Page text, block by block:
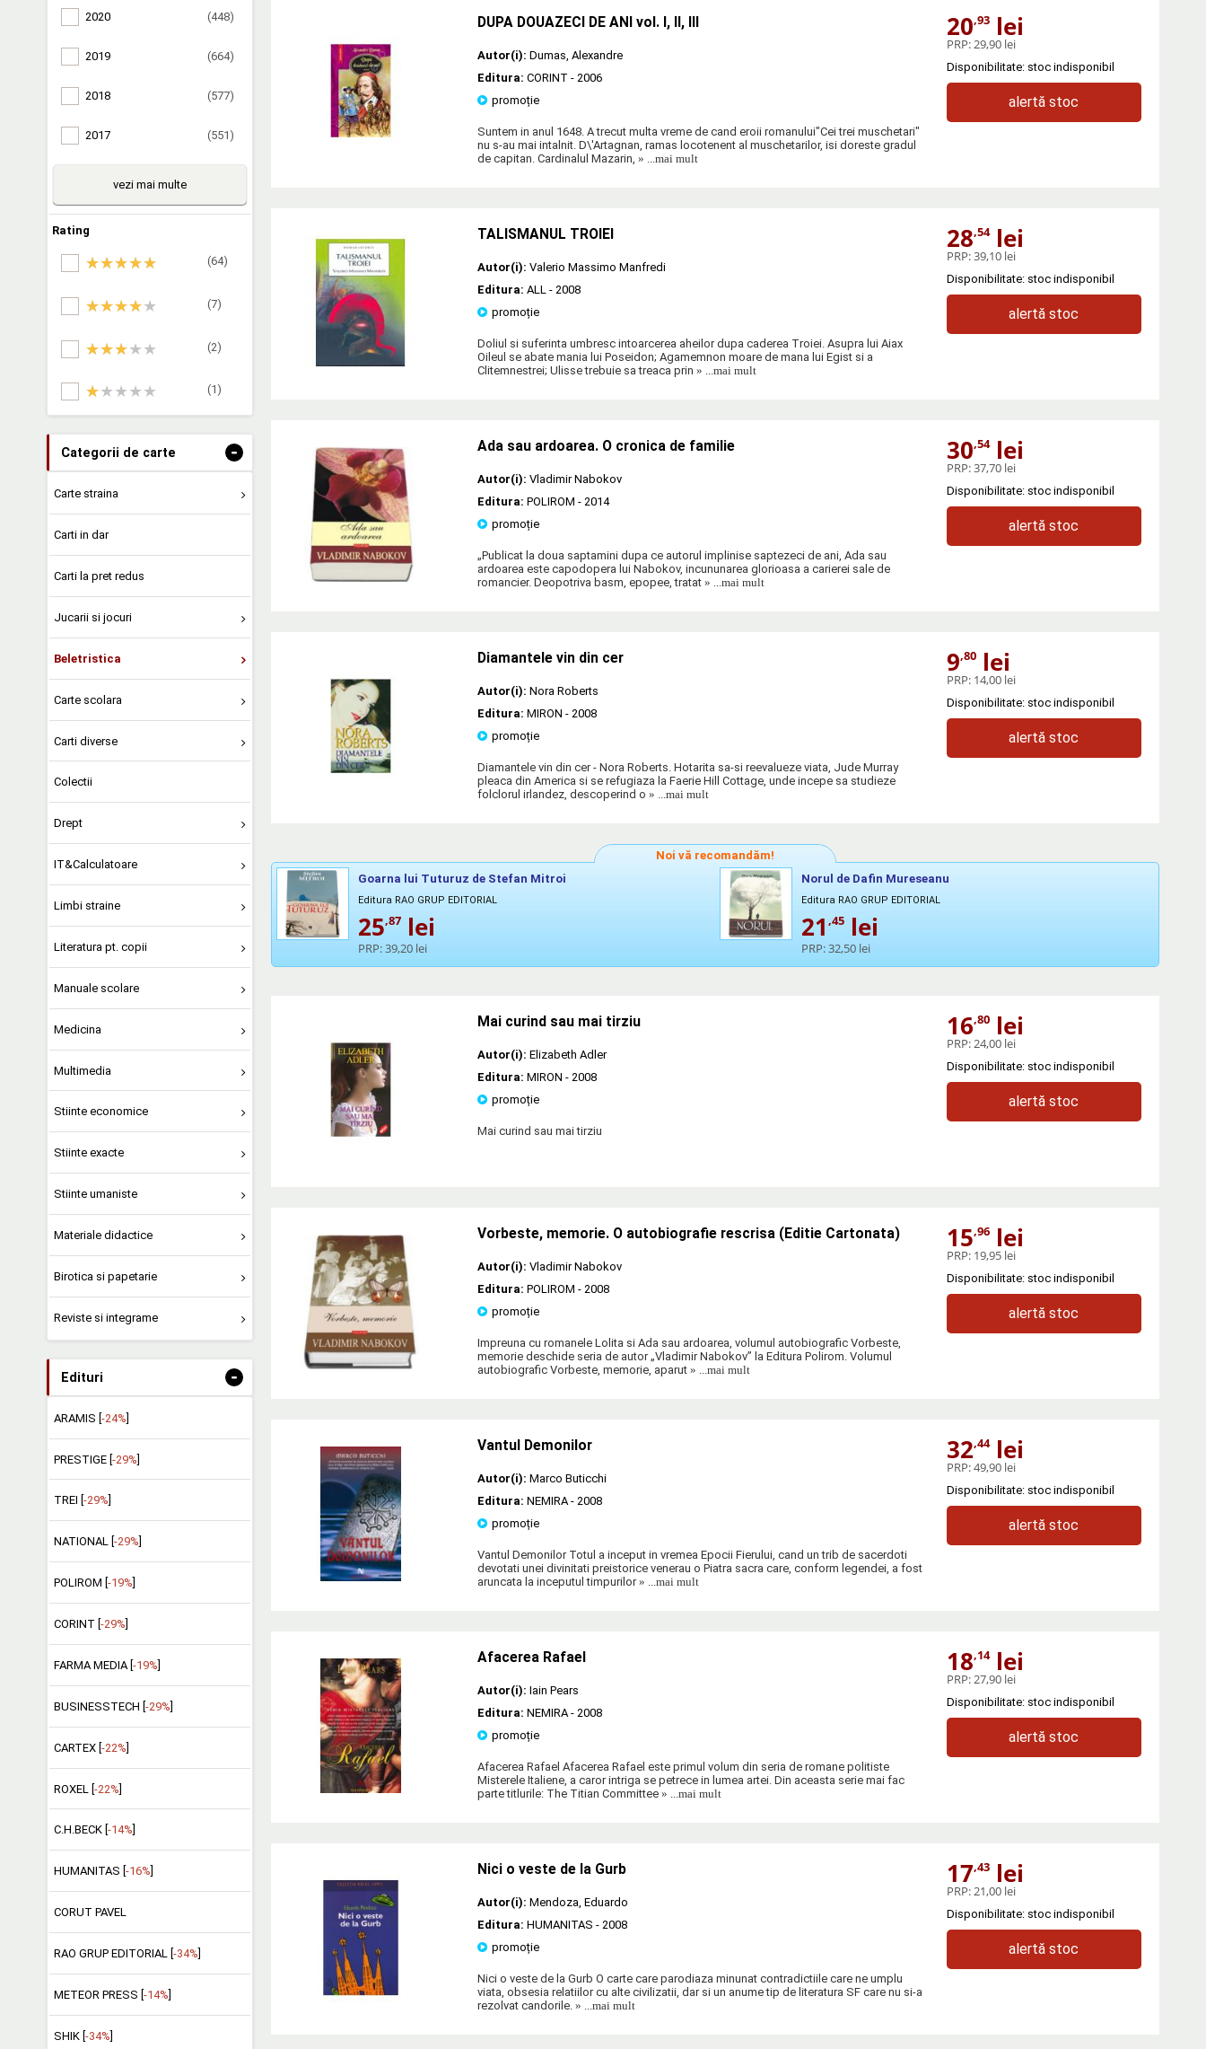
2020 (448)
2019 (664)
2018 (577)
2017 (551)
vezi mai multe
Rating
(64)
(7)
(2)
(1)
Categorii de carte -
Carte straina
Carti in dar
Carti la pret redus
Jucarii si jocuri
Beletristica
Carte scolara
Carti diverse
Colectii
Drept
IT&Calculatoare
Limbi straine
Literatura pt. copii
Manuale scolare
Medicina
Multimedia
Stiinte economice
Stiinte exacte
Stiinte umaniste
Materiale didactice
Birotica si papetarie
Reviste si integrame
Edituri -
ARAMIS [-24%]
PRESTIGE [-29%]
TREI [ -29%
NATIONAL [ -29%
POLIROM [ -19%
CORINT [ -29%
FARMA MEDIA [ -19%
BUSINESSTECH [ -29%
CARTEX [-22%]
ROXEL [-22%]
C.H.BECK [ -14%
HUMANITAS [ -16%
CORUT PAVEL
RAO GRUP EDITORIAL [ -34%
METEOR PRESS [ -14%
SHIK [ -34%
DUPA DOUAZECI DE ANI vol. I, II, III
Autor(i): Dumas Alexandre
Editura: CORINT - 2006
promoție
Suntem in anul 1648. A trecut multa vreme de cand eroii romanului"Cei trei muschetari"
nu s-au mai intalnit. D\'Artagnan, ramas locotenent al muschetarilor, isi doreste gradul
de capitan. Cardinalul Mazarin, » ...mai mult
20,93lei
PRP: 29,90 lei
Disponibilitate: stoc indisponibil
alertă stoc
TALISMANUL TROIEI
Autor(i): Valerio Massimo Manfredi
Editura: ALL - 2008
promoție
Doliul si suferinta umbresc intoarcerea aheilor dupa caderea Troiei. Asupra lui Aiax
Oileul se abate mania lui Poseidon; Agamemnon moare de mana lui Egist si a
Clitemnestrei; Ulisse trebuie sa treaca prin » ...mai mult
28,54lei
PRP:39,10 lei
Disponibilitate: stoc indisponibil
alertă stoc
Ada sau ardoarea. O cronica de familie
Autor(i): Vladimir Nabokov
Editura: POLIROM - 2014
promoție
„Publicat la doua saptamini dupa ce autorul implinise saptezeci de ani, Ada sau
ardoarea este capodopera lui Nabokov, incununarea glorioasa a carierei sale de
romancier. Deopotriva basm, epopee, tratat » ...mai mult
30,54lei
PRP:37,70 lei
Disponibilitate: stoc indisponibil
alertă stoc
Diamantele vin din cer
Autor(i): Nora Roberts
Editura: MIRON - 2008
promoție
Diamantele vin din cer - Nora Roberts. Hotarita sa-si reevalueze viata, Jude Murray
pleaca din America si se refugiaza la Faerie Hill Cottage, unde incepe sa studieze
folclorul irlandez, descoperind o » ...mai mult
9,80lei
PRP: 14,00 lei
Disponibilitate: stoc indisponibil
alertă stoc
Noi vă recomandăm!
Goarna lui Tuturuz de Stefan Mitroi
Editura RAO GRUP EDITORIAL
25,87 lei
PRP:39,20 lei
Norul de Dafin Mureseanu
Editura RAO GRUP EDITORIAL
21 ,45 lei
PRP:32,50 lei
Mai curind sau mai tirziu
Autor(i): Elizabeth Adler
Editura: MIRON - 2008
promoție
Mai curind sau mai tirziu
16,80lei
PRP: 24,00 lei
Disponibilitate: stoc indisponibil
alertă stoc
Vorbeste, memorie. O autobiografie rescrisa (Editie Cartonata)
Autor(i): Vladimir Nabokov
Editura: POLIROM - 2008
promoție
Impreuna cu romanele Lolita si Ada sau ardoarea, volumul autobiografic Vorbeste,
memorie deschide seria de autor „Vladimir Nabokov” la Editura Polirom. Volumul
autobiografic Vorbeste, memorie, aparut » ...mai mult
15,96lei
PRP: 19,95 lei
Disponibilitate: stoc indisponibil
alertă stoc
Vantul Demonilor
Autor(i): Marco Buticchi
Editura: NEMIRA - 2008
promoție
Vantul Demonilor Totul a inceput in vremea Epocii Fierului, cand un trib de sacerdoti
devotati unei divinitati preistorice venerau o Piatra sacra care, conform legendei, a fost
aruncata la inceputul timpurilor» ...mai mult
32,44lei
PRP:49,90 lei
Disponibilitate: stoc indisponibil
alertă stoc
Afacerea Rafael
Autor(i): Iain Pears
Editura: NEMIRA - 2008
promoție
Afacerea Rafael Afacerea Rafael este primul volum din seria de romane politiste
Misterele Italiene, a caror intriga se petrece in lumea artei. Din aceasta serie mai fac
parte titlurile: The Titian Committee » ...mai mult
18,14lei
PRP: 27,90 lei
Disponibilitate: stoc indisponibil
alertă stoc
Nici o veste de la Gurb
Autor(i): Mendoza Eduardo
Editura: HUMANITAS - 2008
promoție
Nici o veste de la Gurb O carte care parodiaza minunat contradictiile care ne umplu
viata, obsesia relatiilor cu alte civilizatii, dar si un anume tip de literatura SF care nu si-a
rezolvat candorile. » ...mai mult
17,43lei
PRP: 21,00 lei
Disponibilitate: stoc indisponibil
alertă stoc